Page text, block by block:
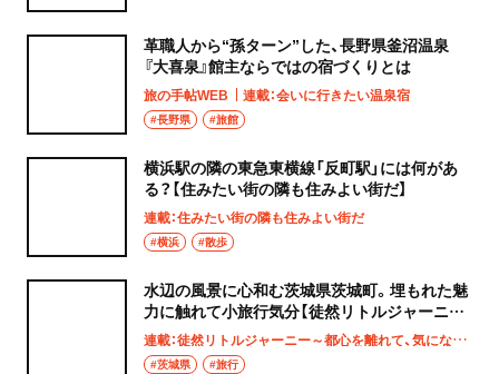
革職人から“孫ターン”した、長野県釜沼温泉
『大喜泉』館主ならではの宿づくりとは
旅の手帖WEB 連載：会いに行きたい温泉宿
#長野県 #旅館
横浜駅の隣の東急東横線「反町駅」には何があ
る？【住みたい街の隣も住みよい街だ】
連載：住みたい街の隣も住みよい街だ
#横浜 #散歩
水辺の風景に心和む茨城県茨城町。埋もれた魅
力に触れて小旅行気分【徒然リトルジャーニ
ー】
連載：徒然リトルジャーニー～都心を離れて、気になる土地へ
#茨城県 #旅行